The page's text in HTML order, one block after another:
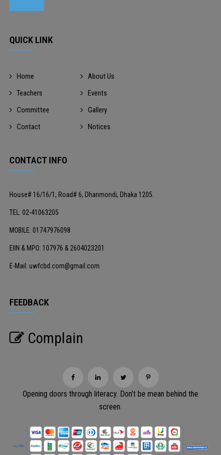
QUICK LINK
Home
About Us
Teachers
Events
Committee
Gallery
Contact
Notices
CONTACT INFO
House# 16/16/1, Road# 6, Dhanmondi, Dhaka 1205.
TEL: 02-41063205
MOBILE: 01747976098
EIIN & MPO: 107976 & 2604023201
E-Mail: uwfcbd.com@gmail.com
FEEDBACK
Complain
Opening doors through literacy. Don’t be mean behind the
screen.